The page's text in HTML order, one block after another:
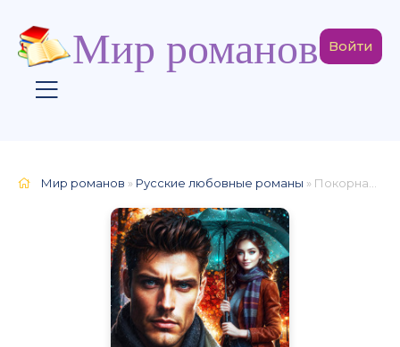
Мир романов Войти
Мир романов » Русские любовные романы » Покорная. Игрушка для Господина